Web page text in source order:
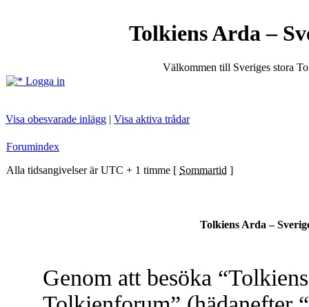
Tolkiens Arda –
Välkommen till Sveriges stora
Logga in
Visa obesvarade inlägg | Visa aktiva trådar
Forumindex
Alla tidsangivelser är UTC + 1 timme [ Sommartid ]
Tolkiens Arda –
Genom att besöka